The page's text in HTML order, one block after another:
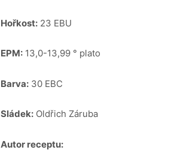
Hořkost: 23 EBU
EPM: 13,0-13,99 ° plato
Barva: 30 EBC
Sládek: Oldřich Záruba
Autor receptu: